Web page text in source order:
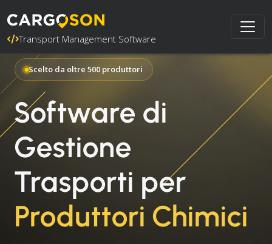
Transport Management Software
Scelto da oltre 500 produttori
Software di
Gestione
Trasporti per
Produttori Chimici